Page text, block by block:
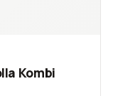
Kombi